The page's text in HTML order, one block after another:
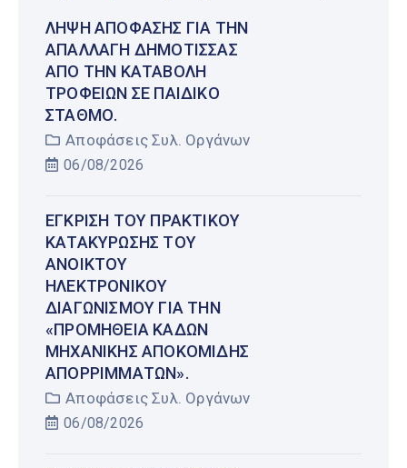
ΛΉΨΗ ΑΠΌΦΑΣΗΣ ΓΙΑ ΤΗΝ
ΑΠΑΛΛΑΓΉ ΔΗΜΌΤΙΣΣΑΣ
ΑΠΌ ΤΗΝ ΚΑΤΑΒΟΛΉ
ΤΡΟΦΕΊΩΝ ΣΕ ΠΑΙΔΙΚΌ
ΣΤΑΘΜΌ.
Αποφάσεις Συλ. Οργάνων
06/08/2026
ΈΓΚΡΙΣΗ ΤΟΥ ΠΡΑΚΤΙΚΟΎ
ΚΑΤΑΚΎΡΩΣΗΣ ΤΟΥ
ΑΝΟΙΚΤΟΎ
ΗΛΕΚΤΡΟΝΙΚΟΎ
ΔΙΑΓΩΝΙΣΜΟΎ ΓΙΑ ΤΗΝ
«ΠΡΟΜΉΘΕΙΑ ΚΆΔΩΝ
ΜΗΧΑΝΙΚΉΣ ΑΠΟΚΟΜΙΔΉΣ
ΑΠΟΡΡΙΜΜΆΤΩΝ».
Αποφάσεις Συλ. Οργάνων
06/08/2026